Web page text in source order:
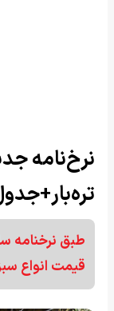
نرخ‌نامه
طبق نرخنامه
قیمت انواع